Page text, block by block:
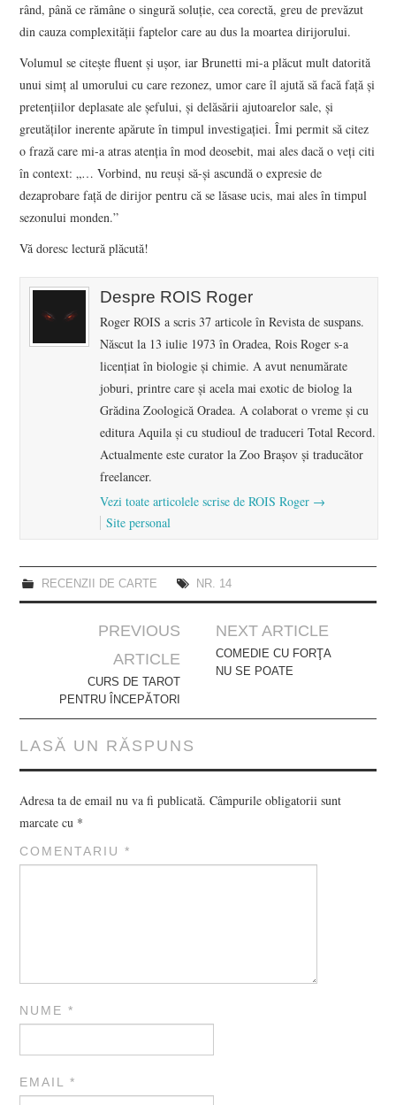
rând, până ce rămâne o singură soluţie, cea corectă, greu de prevăzut
din cauza complexităţii faptelor care au dus la moartea dirijorului.
Volumul se citeşte fluent şi uşor, iar Brunetti mi-a plăcut mult datorită
unui simţ al umorului cu care rezonez, umor care îl ajută să facă faţă şi
pretenţiilor deplasate ale şefului, şi delăsării ajutoarelor sale, şi
greutăţilor inerente apărute în timpul investigaţiei. Îmi permit să citez
o frază care mi-a atras atenţia în mod deosebit, mai ales dacă o veţi citi
în context: „… Vorbind, nu reuşi să-şi ascundă o expresie de
dezaprobare faţă de dirijor pentru că se lăsase ucis, mai ales în timpul
sezonului monden.”
Vă doresc lectură plăcută!
Despre ROIS Roger
Roger ROIS a scris 37 articole în Revista de suspans.
Născut la 13 iulie 1973 în Oradea, Rois Roger s-a
licenţiat în biologie şi chimie. A avut nenumărate
joburi, printre care şi acela mai exotic de biolog la
Grădina Zoologică Oradea. A colaborat o vreme şi cu
editura Aquila şi cu studioul de traduceri Total Record.
Actualmente este curator la Zoo Brașov şi traducător
freelancer.
Vezi toate articolele scrise de ROIS Roger →
Site personal
RECENZII DE CARTE NR. 14
navigation
PREVIOUS
ARTICLE
CURS DE TAROT
PENTRU ÎNCEPĂTORI
NEXT ARTICLE
COMEDIE CU FORŢA
NU SE POATE
LASĂ UN RĂSPUNS
Adresa ta de email nu va fi publicată. Câmpurile obligatorii sunt
marcate cu *
COMENTARIU*
NUME*
EMAIL*